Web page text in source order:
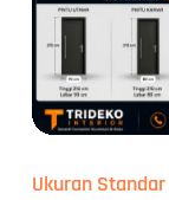
Ukuran